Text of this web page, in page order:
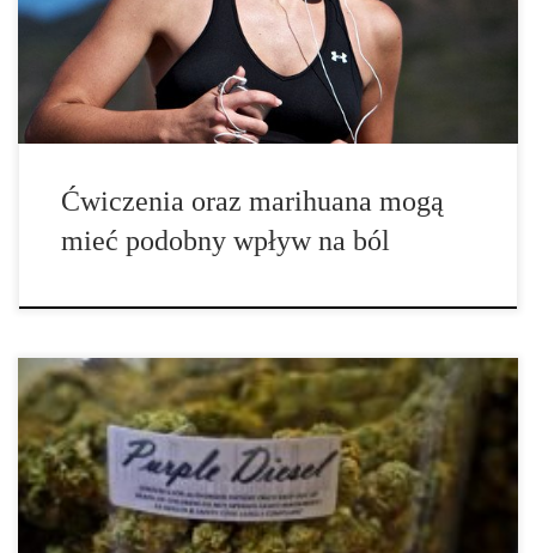
uśmierzające ból ścieżki […]
Ćwiczenia oraz marihuana mogą
mieć podobny wpływ na ból
Nowe badania sugerują, że odporny na leczenie ból może być
efektywnie zarządzany za pomocą leku wykonanego z konopi.
Grupa naukowców […]